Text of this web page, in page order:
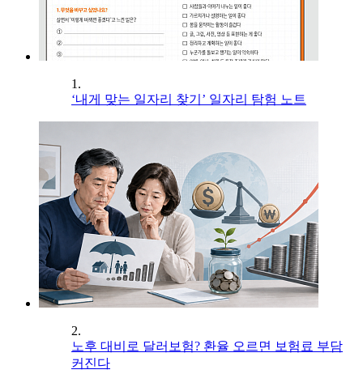
1.
‘내게 맞는 일자리 찾기’ 일자리 탐험 노트
2.
노후 대비로 달러보험? 환율 오르면 보험료 부담
커진다